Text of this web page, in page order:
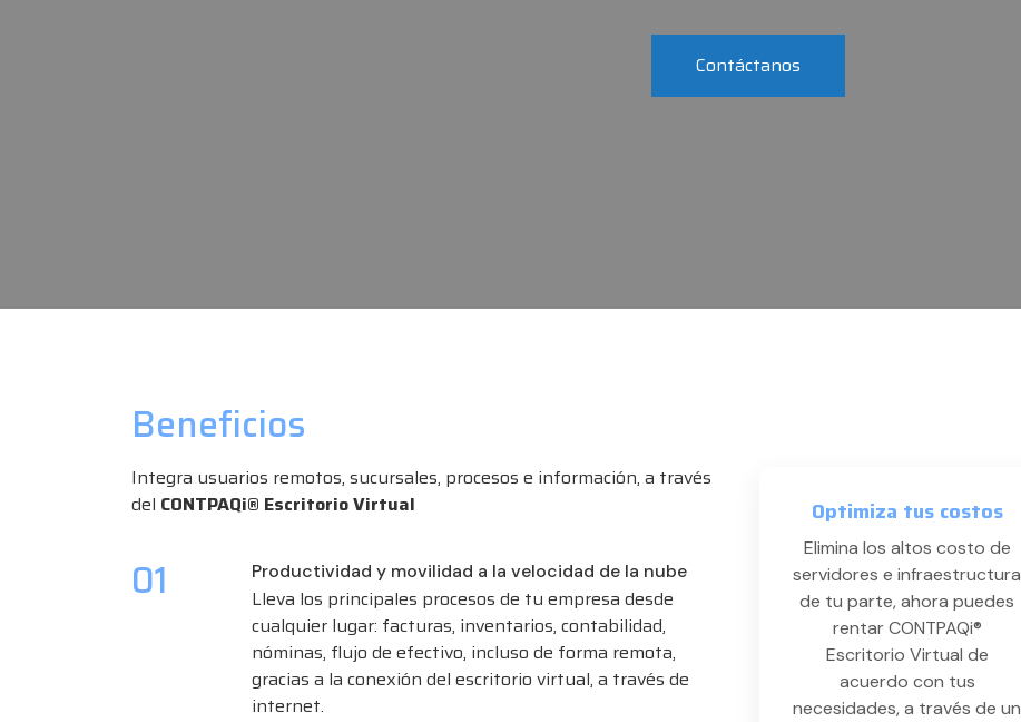
Contáctanos
Beneficios
Integra usuarios remotos, sucursales, procesos e información, a través
del CONTPAQi® Escritorio Virtual
01 Productividad y movilidad a la velocidad de la nube
Lleva los principales procesos de tu empresa desde
cualquier lugar: facturas, inventarios, contabilidad,
nóminas, flujo de efectivo, incluso de forma remota,
gracias a la conexión del escritorio virtual, a través de
internet.
Optimiza tus costos
Elimina los altos costo de
servidores e infraestructura
de tu parte, ahora puedes
rentar CONTPAQi®
Escritorio Virtual de
acuerdo con tus
necesidades, a través de un